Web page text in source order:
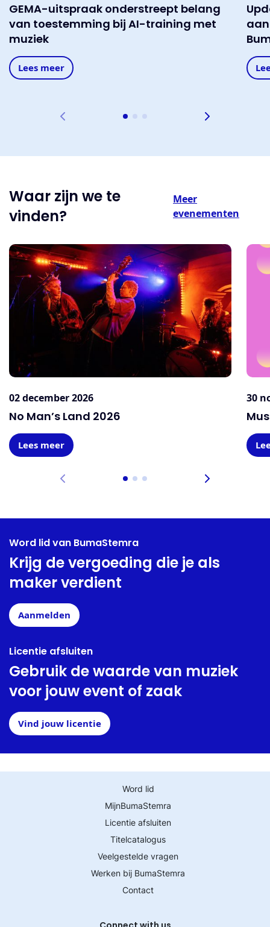
GEMA-uitspraak onderstreept belang
van toestemming bij AI-training met
muziek
Lees meer
Waar zijn we te
vinden?
Meer
evenementen
02 december 2026
No Man’s Land 2026
Lees meer
30
Krijg de vergoeding die je als
maker verdient
Word lid van BumaStemra
Aanmelden
Gebruik de waarde van muziek
voor jouw event of zaak
Licentie afsluiten
Vind jouw licentie
Word lid
MijnBumaStemra
Licentie afsluiten
Titelcatalogus
Veelgestelde vragen
Werken bij BumaStemra
Contact